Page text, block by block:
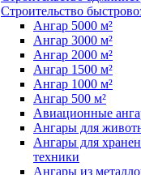
Строительство
Ангар 5000 м²
Ангар 3000 м²
Ангар 2000 м²
Ангар 1500 м²
Ангар 1000 м²
Ангар 500 м²
Авиационные
Ангары для
Ангары для
техники
Ангары из